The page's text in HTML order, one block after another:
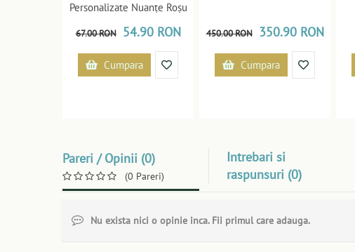
Personalizate Nuanțe Roșu
67.00 RON 54.90 RON
Cumpara
450.00 RON 350.90 RON
Cumpara
Pareri / Opinii (0)
(0 Pareri)
Intrebari si
raspunsuri (0)
Nu exista nici o opinie inca. Fii primul care adauga.